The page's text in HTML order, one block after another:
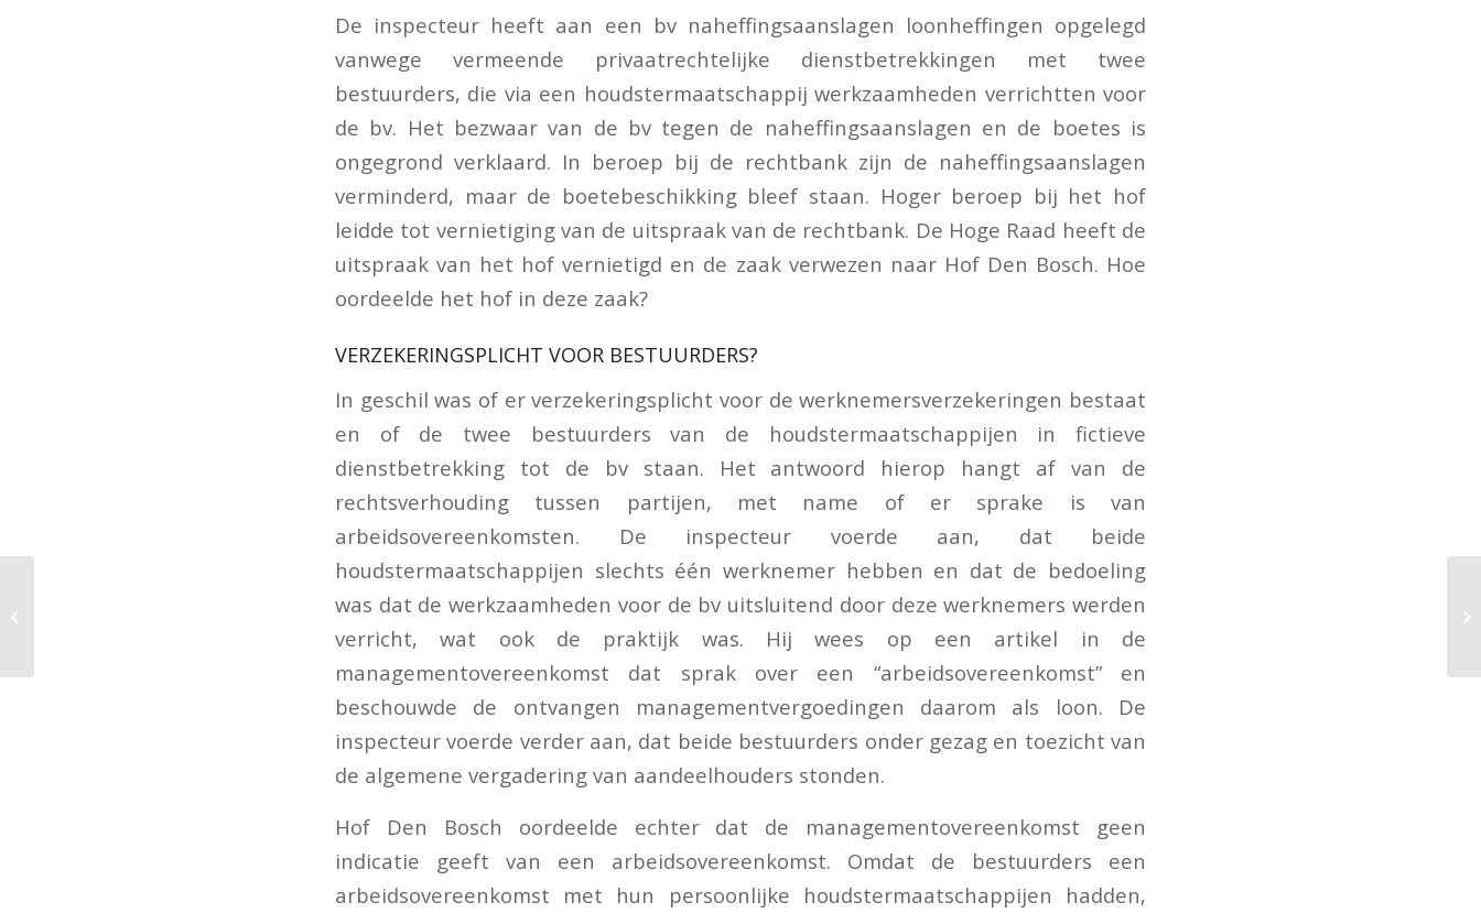
De inspecteur heeft aan een bv naheffingsaanslagen loonheffingen opgelegd
vanwege vermeende privaatrechtelijke dienstbetrekkingen met twee
bestuurders, die via een houdstermaatschappij werkzaamheden verrichtten voor
de bv. Het bezwaar van de bv tegen de naheffingsaanslagen en de boetes is
ongegrond verklaard. In beroep bij de rechtbank zijn de naheffingsaanslagen
verminderd, maar de boetebeschikking bleef staan. Hoger beroep bij het hof
leidde tot vernietiging van de uitspraak van de rechtbank. De Hoge Raad heeft de
uitspraak van het hof vernietigd en de zaak verwezen naar Hof Den Bosch. Hoe
oordeelde het hof in deze zaak?
VERZEKERINGSPLICHT VOOR BESTUURDERS?
In geschil was of er verzekeringsplicht voor de werknemersverzekeringen bestaat
en of de twee bestuurders van de houdstermaatschappijen in fictieve
dienstbetrekking tot de bv staan. Het antwoord hierop hangt af van de
rechtsverhouding tussen partijen, met name of er sprake is van
arbeidsovereenkomsten. De inspecteur voerde aan, dat beide
houdstermaatschappijen slechts één werknemer hebben en dat de bedoeling
was dat de werkzaamheden voor de bv uitsluitend door deze werknemers werden
verricht, wat ook de praktijk was. Hij wees op een artikel in de
managementovereenkomst dat sprak over een “arbeidsovereenkomst” en
beschouwde de ontvangen managementvergoedingen daarom als loon. De
inspecteur voerde verder aan, dat beide bestuurders onder gezag en toezicht van
de algemene vergadering van aandeelhouders stonden.
Hof Den Bosch oordeelde echter dat de managementovereenkomst geen
indicatie geeft van een arbeidsovereenkomst. Omdat de bestuurders een
arbeidsovereenkomst met hun persoonlijke houdstermaatschappijen hadden,